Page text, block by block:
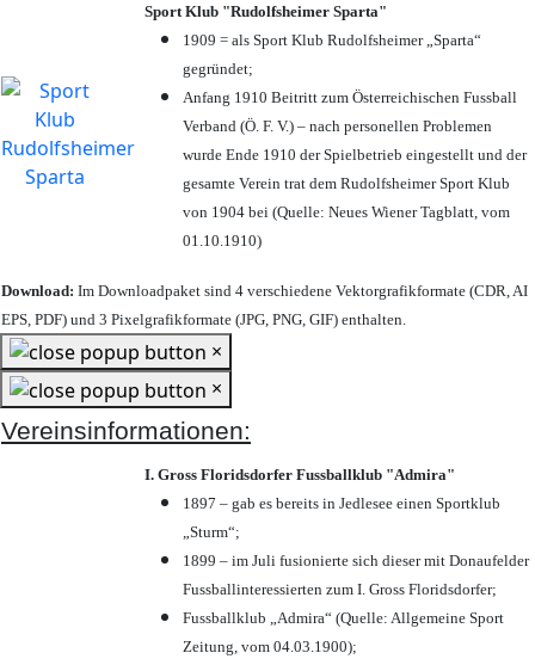
Sport Klub "Rudolfsheimer Sparta"
1909 = als Sport Klub Rudolfsheimer „Sparta“
gegründet;
Anfang 1910 Beitritt zum Österreichischen Fussball
Verband (Ö. F. V.) – nach personellen Problemen
wurde Ende 1910 der Spielbetrieb eingestellt und der
gesamte Verein trat dem Rudolfsheimer Sport Klub
von 1904 bei (Quelle: Neues Wiener Tagblatt, vom
01.10.1910)
Download: Im Downloadpaket sind 4 verschiedene Vektorgrafikformate (CDR, AI
EPS, PDF) und 3 Pixelgrafikformate (JPG, PNG, GIF) enthalten.
×
×
Vereinsinformationen:
I. Gross Floridsdorfer Fussballklub "Admira"
1897 – gab es bereits in Jedlesee einen Sportklub
„Sturm“;
1899 – im Juli fusionierte sich dieser mit Donaufelder
Fussballinteressierten zum I. Gross Floridsdorfer;
Fussballklub „Admira“ (Quelle: Allgemeine Sport
Zeitung, vom 04.03.1900);